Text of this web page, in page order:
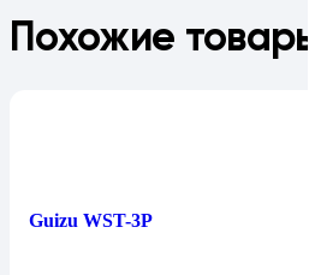
Похожие товары
Guizu WST-3P